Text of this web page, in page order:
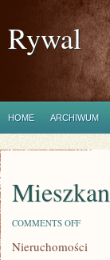
Rywal
HOME ARCHIWUM
COMMENTS OFFON
W
Nieruchomości